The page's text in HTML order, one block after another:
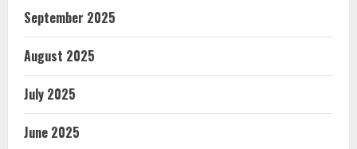
September 2025
August 2025
July 2025
June 2025